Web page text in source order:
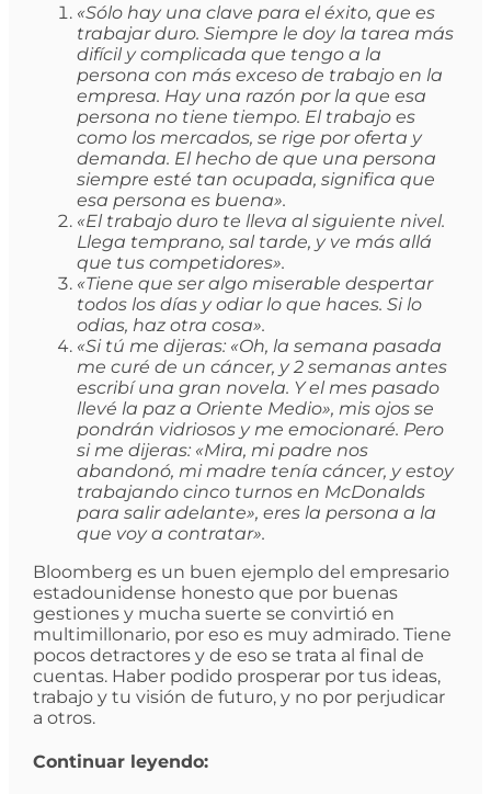
«Sólo hay una clave para el éxito, que es
trabajar duro. Siempre le doy la tarea más
difícil y complicada que tengo a la
persona con más exceso de trabajo en la
empresa. Hay una razón por la que esa
persona no tiene tiempo. El trabajo es
como los mercados, se rige por oferta y
demanda. El hecho de que una persona
siempre esté tan ocupada, significa que
esa persona es buena».
«El trabajo duro te lleva al siguiente nivel.
Llega temprano, sal tarde, y ve más allá
que tus competidores».
«Tiene que ser algo miserable despertar
todos los días y odiar lo que haces. Si lo
odias, haz otra cosa».
«Si tú me dijeras: «Oh, la semana pasada
me curé de un cáncer, y 2 semanas antes
escribí una gran novela. Y el mes pasado
llevé la paz a Oriente Medio», mis ojos se
pondrán vidriosos y me emocionaré. Pero
si me dijeras: «Mira, mi padre nos
abandonó, mi madre tenía cáncer, y estoy
trabajando cinco turnos en McDonalds
para salir adelante», eres la persona a la
que voy a contratar».
Bloomberg es un buen ejemplo del empresario
estadounidense honesto que por buenas
gestiones y mucha suerte se convirtió en
multimillonario, por eso es muy admirado. Tiene
pocos detractores y de eso se trata al final de
cuentas. Haber podido prosperar por tus ideas,
trabajo y tu visión de futuro, y no por perjudicar
a otros.
Continuar leyendo: